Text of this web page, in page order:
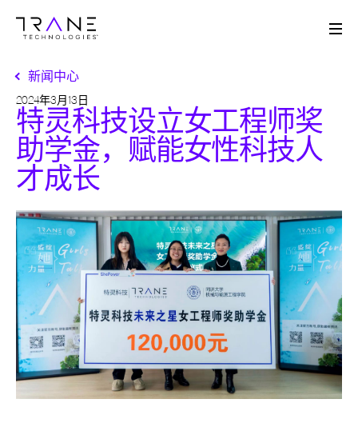
新闻中心
2024年3月13日
特灵科技设立女工程师奖
助学金，赋能女性科技人
才成长